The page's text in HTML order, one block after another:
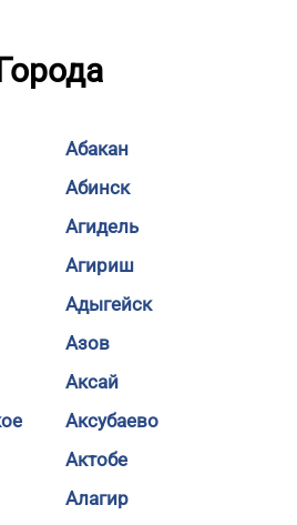
Города
Абакан
Абинск
Агидель
Агириш
Адыгейск
Азов
Аксай
Аксубаево
Актобе
Алагир